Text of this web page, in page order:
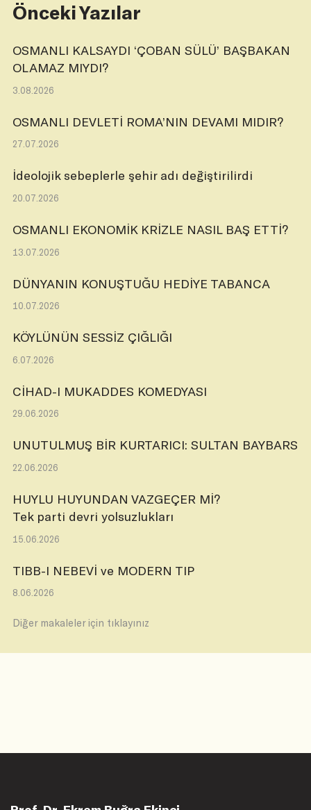
Önceki Yazılar
OSMANLI KALSAYDI ‘ÇOBAN SÜLÜ’ BAŞBAKAN
OLAMAZ MIYDI?
3.08.2026
OSMANLI DEVLETİ ROMA’NIN DEVAMI MIDIR?
27.07.2026
İdeolojik sebeplerle şehir adı değiştirilirdi
20.07.2026
OSMANLI EKONOMİK KRİZLE NASIL BAŞ ETTİ?
13.07.2026
DÜNYANIN KONUŞTUĞU HEDİYE TABANCA
10.07.2026
KÖYLÜNÜN SESSİZ ÇIĞLIĞI
6.07.2026
CİHAD-I MUKADDES KOMEDYASI
29.06.2026
UNUTULMUŞ BİR KURTARICI: SULTAN BAYBARS
22.06.2026
HUYLU HUYUNDAN VAZGEÇER Mİ?
Tek parti devri yolsuzlukları
15.06.2026
TIBB-I NEBEVİ ve MODERN TIP
8.06.2026
Diğer makaleler için tıklayınız